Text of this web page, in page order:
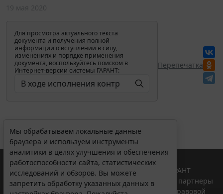
Для просмотра актуального текста
документа и получения полной
информации о вступлении в силу,
изменениях и порядке применения
документа, воспользуйтесь поиском в
Интернет-версии системы ГАРАНТ:
Перепечатка
Мы обрабатываем локальные данные
браузера и используем инструменты
аналитики в целях улучшения и обеспечения
работоспособности сайта, статистических
исследований и обзоров. Вы можете
запретить обработку указанных данных в
© ООО "НПП "ГАРАНТ-СЕРВИС", 2026. Система ГАРАНТ
выпускается с 1990 года. Компания "Гарант" и ее партнеры
являются участниками Российской ассоциации правовой